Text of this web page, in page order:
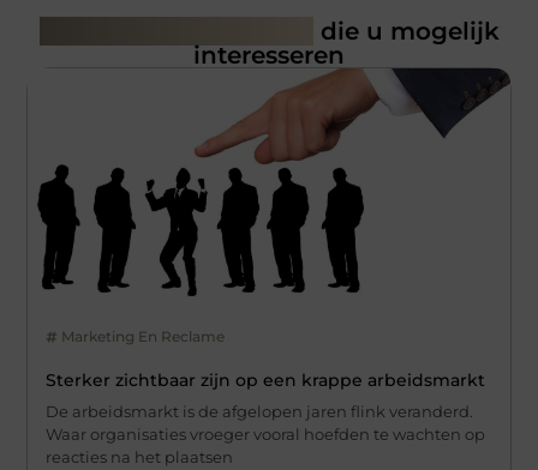
die u mogelijk
interesseren
Marketing En Reclame
Sterker zichtbaar zijn op een krappe arbeidsmarkt
De arbeidsmarkt is de afgelopen jaren flink veranderd.
Waar organisaties vroeger vooral hoefden te wachten op
reacties na het plaatsen